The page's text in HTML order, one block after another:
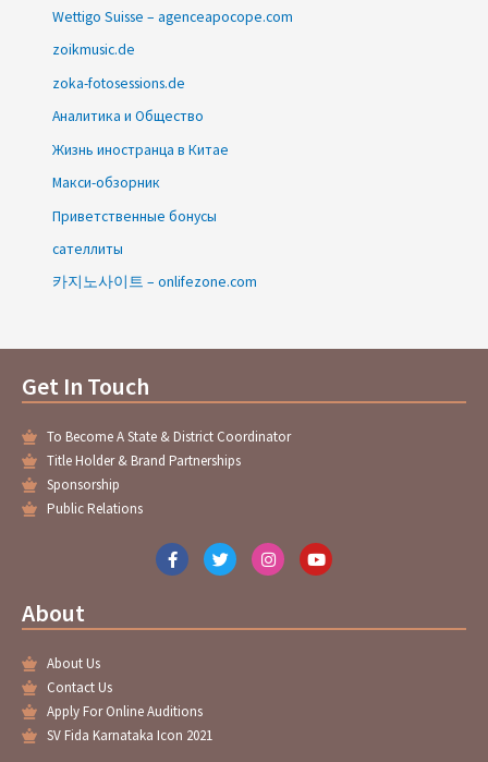
Wettigo Suisse – agenceapocope.com
zoikmusic.de
zoka-fotosessions.de
Аналитика и Общество
Жизнь иностранца в Китае
Макси-обзорник
Приветственные бонусы
сателлиты
카지노사이트 – onlifezone.com
Get In Touch
To Become A State & District Coordinator
Title Holder & Brand Partnerships
Sponsorship
Public Relations
F
a
o
T
w
e
I
n
g
Y
o
b
About
About Us
Contact Us
Apply For Online Auditions
SV Fida Karnataka Icon 2021